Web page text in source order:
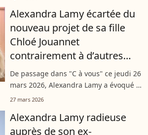
qui a posé ses valises dans l’une...
Alexandra Lamy écartée du
nouveau projet de sa fille
Chloé Jouannet
contrairement à d’autres
membres de la famille, elle
réagit
De passage dans "C à vous" ce jeudi 26
mars 2026, Alexandra Lamy a évoqué le
premier long-métrage de sa fille, Chloé
Un projet qui réunit plusieurs...
27 mars 2026
Alexandra Lamy radieuse
auprès de son ex-